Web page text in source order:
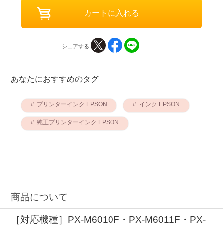
シェアする
あなたにおすすめのタグ
プリンターインク EPSON インク EPSON
純正プリンターインク EPSON
商品について
［対応機種］PX-M6010F・PX-M6011F・PX-